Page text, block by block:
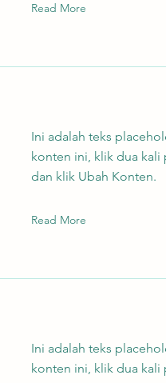
Read More
Ini adalah teks
konten ini, klik dua
dan klik Ubah Konten.
Read More
Ini adalah teks
konten ini, klik dua